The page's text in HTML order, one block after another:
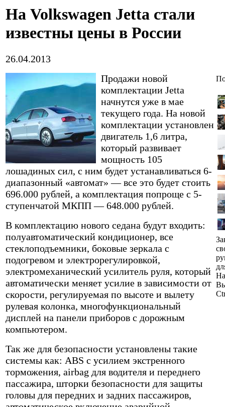
На Volkswagen Jetta стали
известны цены в России
26.04.2013
Продажи новой
комплектации Jetta
начнутся уже в мае
текущего года. На новой
комплектации установлен
двигатель 1,6 литра,
который развивает
мощность 105
лошадиных сил, с ним будет устанавливаться 6-
диапазонный «автомат» — все это будет стоить
696.000 рублей, а комплектация попроще с 5-
ступенчатой МКПП — 648.000 рублей.
В комплектацию нового седана будут входить:
полуавтоматический кондиционер, все
стеклоподъемники, боковые зеркала с
подогревом и электрорегулировкой,
электромеханический усилитель руля, который
автоматически меняет усилие в зависимости от
скорости, регулируемая по высоте и вылету
рулевая колонка, многофункциональный
дисплей на панели приборов с дорожным
компьютером.
Так же для безопасности установлены такие
системы как: ABS c усилием экстренного
торможения, airbag для водителя и переднего
пассажира, шторки безопасности для защиты
головы для передних и задних пассажиров,